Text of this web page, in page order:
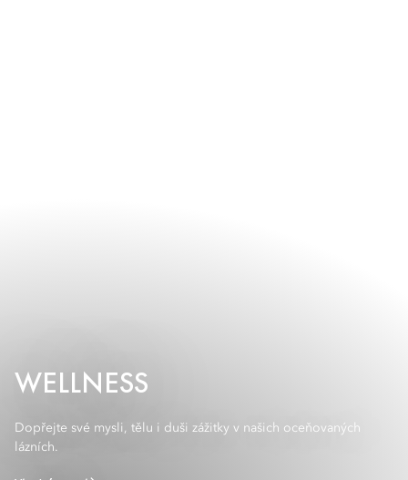
WELLNESS
Dopřejte své mysli, tělu i duši zážitky v našich oceňovaných
lázních.